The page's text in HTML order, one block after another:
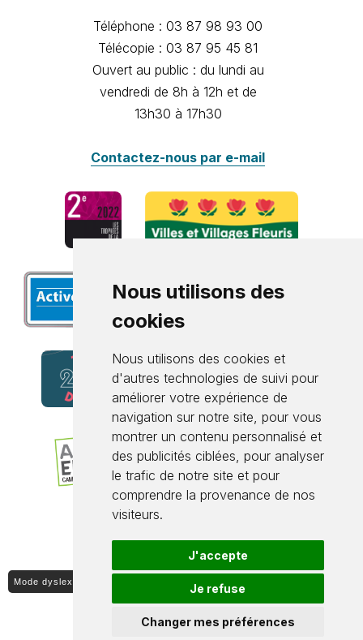
Nous utilisons des
cookies
Nous utilisons des cookies et
d'autres technologies de suivi pour
améliorer votre expérience de
navigation sur notre site, pour vous
montrer un contenu personnalisé et
des publicités ciblées, pour analyser
le trafic de notre site et pour
comprendre la provenance de nos
visiteurs.
J'accepte
Je refuse
Changer mes préférences
Téléphone : 03 87 98 93 00
Télécopie : 03 87 95 45 81
Ouvert au public : du lundi au
vendredi de 8h à 12h et de
13h30 à 17h30
Contactez-nous par e-mail
Mode dyslexique ON / OFF